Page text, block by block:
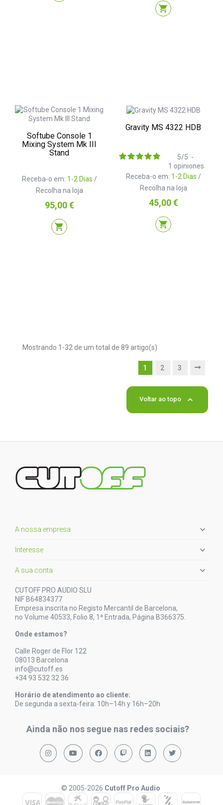
shopping_cart
Softube Console 1
Mixing System Mk III
Stand
Receba-o em: 1-2 Dias /
Recolha na loja
Preço
95,00 €
shopping_cart
Gravity MS 4322 HDB
Receba-o em: 1-2 Dias /
Recolha na loja
5/5 -
1 opiniones
Preço
45,00 €
shopping_cart
Mostrando 1-32 de um total de 89 artigo(s)
1 2 3
Voltar ao topo 
A nossa empresa 
Interesse 
A sua conta 
CUTOFF PRO AUDIO SLU
NIF B64834377
Empresa inscrita no Registo Mercantil de Barcelona,
no Volume 40533, Folio 8, 1ª Entrada, Página B366375.
Onde estamos?
Calle Roger de Flor 122
08013 Barcelona
info@cutoff.es
+34 93 532 32 36
Horário de atendimento ao cliente:
De segunda a sexta-feira: 10h–14h y 16h–20h
Ainda não nos segue nas redes sociais?
© 2005-2026 Cutoff Pro Audio